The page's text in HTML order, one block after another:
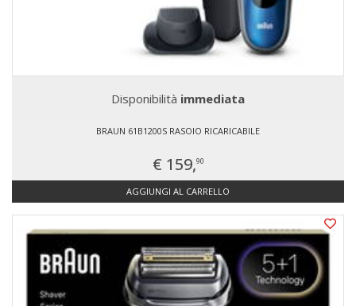
Disponibilità immediata
BRAUN 61B1200S RASOIO RICARICABILE
€ 159,90
AGGIUNGI AL CARRELLO